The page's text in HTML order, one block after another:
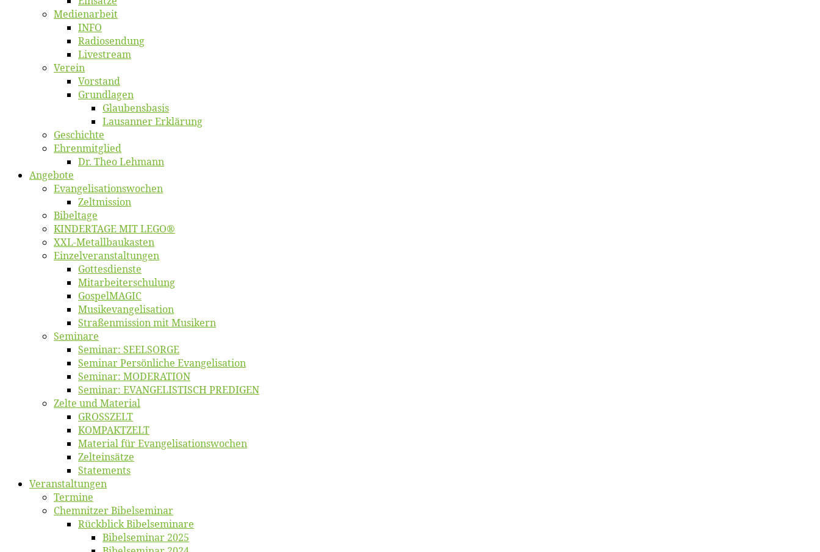
Me­di­en­ar­beit
INFO
Ra­dio­sen­dung
Live­stream
Ver­ein
Vor­stand
Grund­la­gen
Glaubens­ba­sis
Lausan­ner Erklärung
Ge­schich­te
Eh­ren­mit­glied
Dr. Theo Lehmann
An­ge­bo­te
Evangelisa­tions­wo­chen
Zelt­mis­si­on
Bi­bel­ta­ge
KINDERTAGE MIT LEGO®
XXL-Me­­tal­l­­bau­­kas­­ten
Einzelver­an­stal­tungen
Got­tes­diens­te
Mitarbeiter­schulung
Gos­pel­MA­GIC
Musikevan­ge­li­sa­tion
Straßenmis­sion mit Musikern
Se­mi­na­re
Se­mi­nar: SEELSORGE
Se­mi­nar Per­sön­li­che Evangelisation
Se­mi­nar: MODERATION
Se­mi­nar: EVANGELISTISCH PREDIGEN
Zel­te und Material
GROSSZELT
KOMPAKTZELT
Ma­te­ri­al für Evangelisationswochen
Zelt­ein­sät­ze
State­ments
Ver­an­stal­tun­gen
Ter­mi­ne
Chemnit­zer Bibelseminar
Rück­blick Bibelseminare
Bi­bel­se­mi­nar 2025